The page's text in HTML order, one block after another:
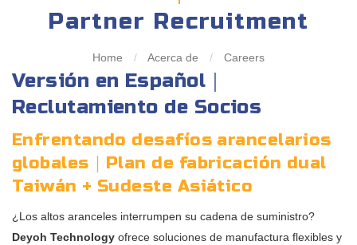
Partner Recruitment
Home / Acerca de / Careers
Versión en Español｜
Reclutamiento de Socios
Enfrentando desafíos arancelarios
globales｜Plan de fabricación dual
Taiwán + Sudeste Asiático
¿Los altos aranceles interrumpen su cadena de suministro?
Deyoh Technology ofrece soluciones de manufactura flexibles y